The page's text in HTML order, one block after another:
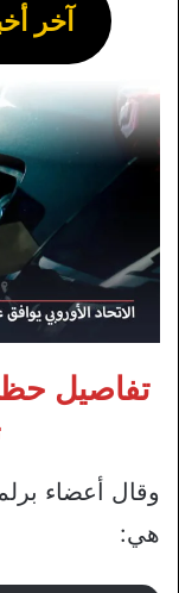
آخر
تفاصيل
وقال أعضاء
هي: